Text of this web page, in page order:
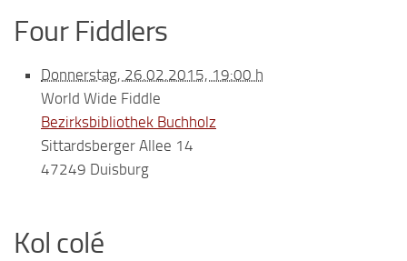
Four Fiddlers
Donnerstag, 26.02.2015, 19:00 h
World Wide Fiddle
Bezirksbibliothek Buchholz
Sittardsberger Allee 14
47249 Duisburg
Kol colé